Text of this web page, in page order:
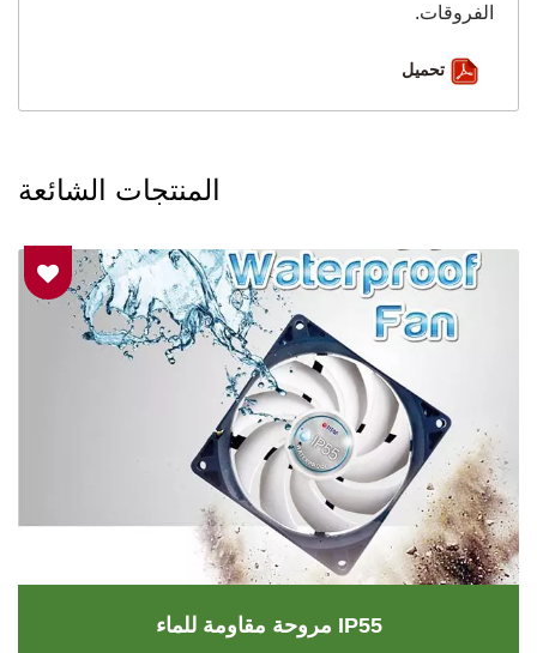
الفروقات.
تحميل
المنتجات الشائعة
مروحة مقاومة للماء IP55